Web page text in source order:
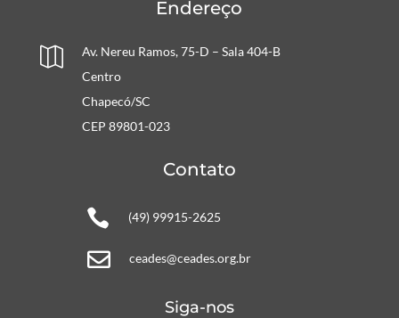
Endereço

Av. Nereu Ramos, 75-D – Sala 404-B
Centro
Chapecó/SC
CEP 89801-023
Contato
 (49) 99915-2625
 ceades@ceades.org.br
Siga-nos